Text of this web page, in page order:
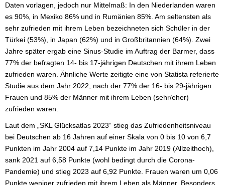
Daten vorlagen, jedoch nur Mittelmaß: In den Niederlanden waren
es 90%, in Mexiko 86% und in Rumänien 85%. Am seltensten als
sehr zufrieden mit ihrem Leben bezeichneten sich Schüler in der
Türkei (53%), in Japan (62%) und in Großbritannien (64%). Zwei
Jahre später ergab eine Sinus-Studie im Auftrag der Barmer, dass
77% der befragten 14- bis 17-jährigen Deutschen mit ihrem Leben
zufrieden waren. Ähnliche Werte zeitigte eine von Statista referierte
Studie aus dem Jahr 2022, nach der 77% der 16- bis 29-jährigen
Frauen und 85% der Männer mit ihrem Leben (sehr/eher)
zufrieden waren.
Laut dem „SKL Glücksatlas 2023“ stieg das Zufriedenheitsniveau
bei Deutschen ab 16 Jahren auf einer Skala von 0 bis 10 von 6,7
Punkten im Jahr 2004 auf 7,14 Punkte im Jahr 2019 (Allzeithoch),
sank 2021 auf 6,58 Punkte (wohl bedingt durch die Corona-
Pandemie) und stieg 2023 auf 6,92 Punkte. Frauen waren um 0,06
Punkte weniger zufrieden mit ihrem Leben als Männer. Besonders